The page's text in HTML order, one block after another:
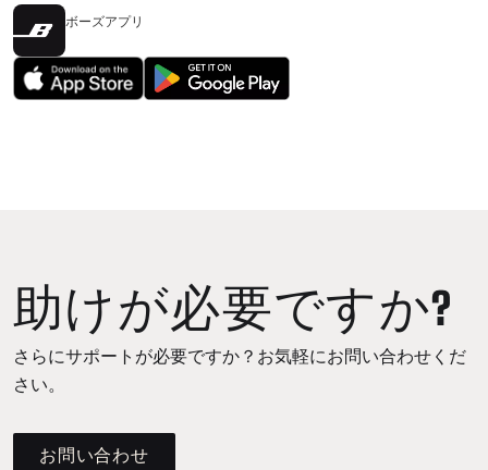
ボーズアプリ
助けが必要ですか?
さらにサポートが必要ですか？お気軽にお問い合わせくだ
さい。
お問い合わせ